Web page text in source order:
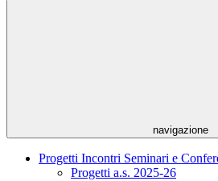
navigazione
Progetti Incontri Seminari e
Progetti a.s. 2025-26